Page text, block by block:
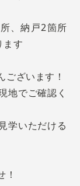
、納戸2箇所
ます
ざいます！
地でご確認く
学いただける
！